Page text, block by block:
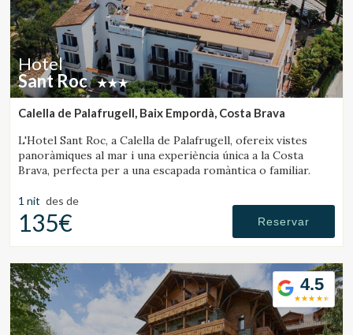
Hotel
Sant Roc
Calella de Palafrugell, Baix Empordà, Costa Brava
L'Hotel Sant Roc, a Calella de Palafrugell, ofereix vistes
panoràmiques al mar i una experiència única a la Costa
Brava, perfecta per a una escapada romàntica o familiar.
1 nit des de
135€ Reservar
4.5